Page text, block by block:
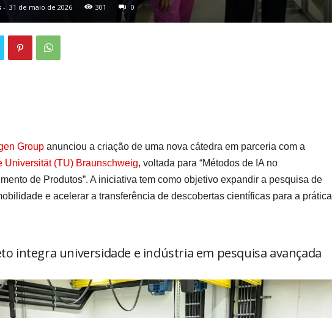
- 31 de maio de 2026 301 0
Groupanunciou a criação de uma nova cátedra em parceria com a
Universität (TU) Braunschweig, voltada para “Métodos de IA no
de Produtos”. A iniciativa tem como objetivo expandir a pesquisa de
e acelerar a transferência de descobertas científicas para a prática
integra universidade e indústria em pesquisa avançada